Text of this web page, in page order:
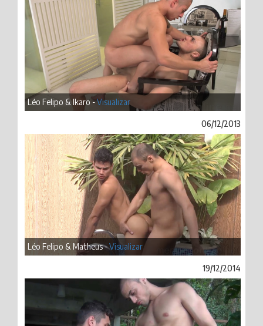
Léo Felipo & Ikaro -Visualizar
06/12/2013
Léo Felipo & Matheus -Visualizar
19/12/2014